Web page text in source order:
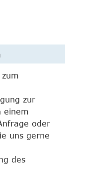
zur
einem
oder
uns gerne
des